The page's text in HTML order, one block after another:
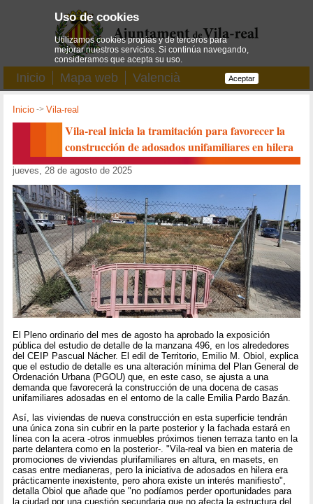
Inicio Mapa web Valencià
Inicio ->Vila-real
Vila-real inicia la tramitación para favorecer la
construcción de adosados unifamiliares en hilera
jueves, 28 de agosto de 2025
El Pleno ordinario del mes de agosto ha aprobado la exposición
pública del estudio de detalle de la manzana 496, en los alrededores
del CEIP Pascual Nácher. El edil de Territorio, Emilio M. Obiol, explica
que el estudio de detalle es una alteración mínima del Plan General de
Ordenación Urbana (PGOU) que, en este caso, se ajusta a una
demanda que favorecerá la construcción de una docena de casas
unifamiliares adosadas en el entorno de la calle Emilia Pardo Bazán.
Así, las viviendas de nueva construcción en esta superficie tendrán
una única zona sin cubrir en la parte posterior y la fachada estará en
línea con la acera -otros inmuebles próximos tienen terraza tanto en la
parte delantera como en la posterior-. "Vila-real va bien en materia de
promociones de viviendas plurifamiliares en altura, en masets, en
casas entre medianeras, pero la iniciativa de adosados en hilera era
prácticamente inexistente, pero ahora existe un interés manifiesto",
detalla Obiol que añade que "no podíamos perder oportunidades para
la ciudad por una cuestión secundaria que no afecta la estructura del
Uso de cookies
Utilizamos cookies propias y de terceros para
mejorar nuestros servicios. Si continúa navegando,
consideramos que acepta su uso.
Aceptar